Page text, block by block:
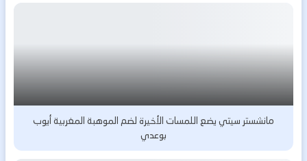
مانشستر سيتي يضع اللمسات الأخيرة لضم الموهبة المغربية أيوب
بوعدي